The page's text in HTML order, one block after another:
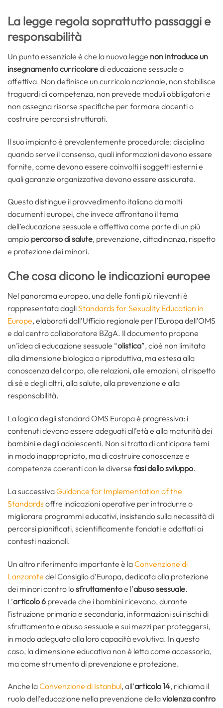
La legge regola soprattutto passaggi e
responsabilità
Un punto essenziale è che la nuova legge non introduce un
insegnamento curricolaredi educazione sessuale o
affettiva. Non definisce un curricolo nazionale, non stabilisce
traguardi di competenza, non prevede moduli obbligatori e
non assegna risorse specifiche per formare docenti o
costruire percorsi strutturati.
Il suo impianto è prevalentemente procedurale: disciplina
quando serve il consenso, quali informazioni devono essere
fornite, come devono essere coinvolti i soggetti esterni e
quali garanzie organizzative devono essere assicurate.
Questo distingue il provvedimento italiano da molti
documenti europei, che invece affrontano il tema
dell’educazione sessuale e affettiva come parte di un più
ampio percorso di salute, prevenzione, cittadinanza, rispetto
e protezione dei minori.
Che cosa dicono le indicazioni europee
Nel panorama europeo, una delle fonti più rilevanti è
rappresentata dagliStandards for Sexuality Education in
Europe, elaborati dall’Ufficio regionale per l’Europa dell’OMS
e dal centro collaboratore BZgA. Il documento propone
un’idea di educazione sessuale “olistica”, cioè non limitata
alla dimensione biologica o riproduttiva, ma estesa alla
conoscenza del corpo, alle relazioni, alle emozioni, al rispetto
di sé e degli altri, alla salute, alla prevenzione e alla
responsabilità.
La logica degli standard OMS Europa è progressiva: i
contenuti devono essere adeguati all’età e alla maturità dei
bambini e degli adolescenti. Non si tratta di anticipare temi
in modo inappropriato, ma di costruire conoscenze e
competenze coerenti con le diverse fasi dello sviluppo.
La successivaGuidance for Implementation of the
Standards offre indicazioni operative per introdurre o
migliorare programmi educativi, insistendo sulla necessità di
percorsi pianificati, scientificamente fondati e adattati ai
contesti nazionali.
Un altro riferimento importante è laConvenzione di
Lanzarote del Consiglio d’Europa, dedicata alla protezione
dei minori contro losfruttamentoe l’abuso sessuale.
L’articolo 6 prevede che i bambini ricevano, durante
l’istruzione primaria e secondaria, informazioni sui rischi di
sfruttamento e abuso sessuale e sui mezzi per proteggersi,
in modo adeguato alla loro capacità evolutiva. In questo
caso, la dimensione educativa non è letta come accessoria,
ma come strumento di prevenzione e protezione.
Anche laConvenzione di Istanbul, all’articolo 14, richiama il
ruolo dell’educazione nella prevenzione dellaviolenza contro